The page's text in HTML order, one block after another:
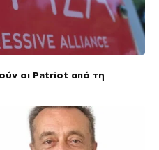
οι Patriot από τη